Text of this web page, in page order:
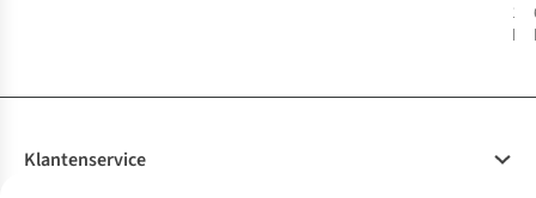
10
Klantenservice